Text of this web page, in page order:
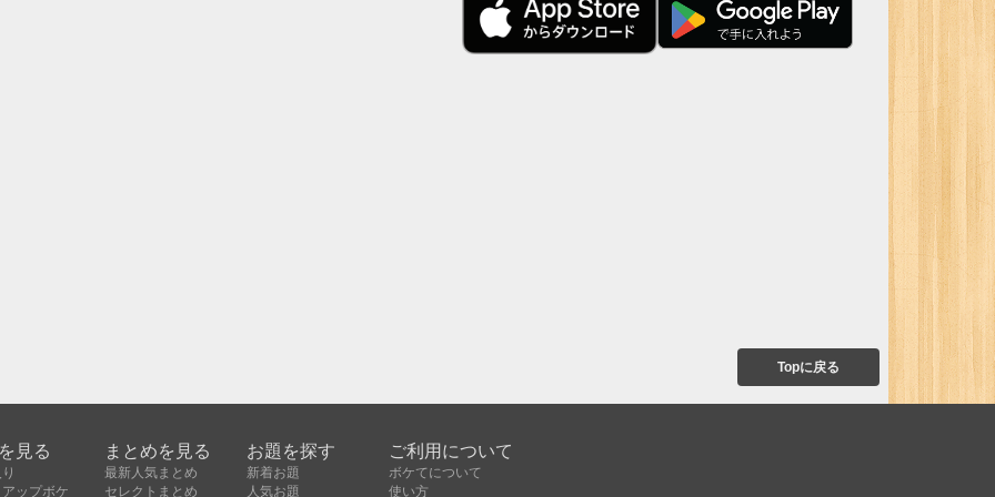
Topに戻る
見る
ップボケ
まとめを見る
最新人気まとめ
セレクトまとめ
お題を探す
新着お題
人気お題
ご利用について
ボケてについて
使い方